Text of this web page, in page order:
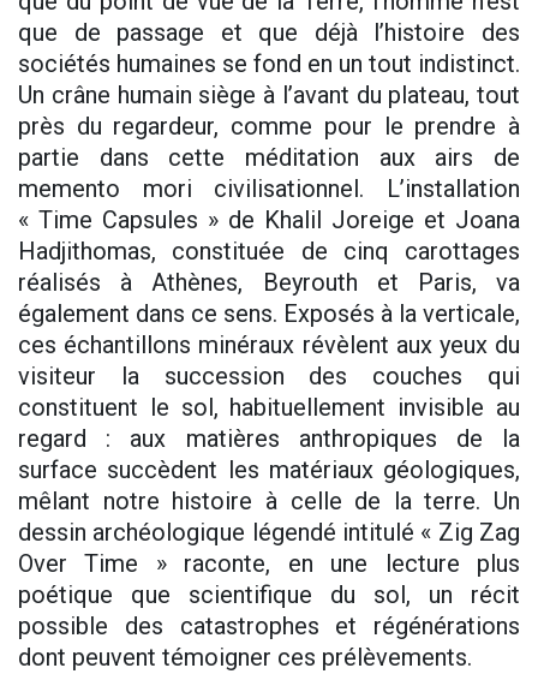
que de passage et que déjà l’histoire des
sociétés humaines se fond en un tout indistinct.
Un crâne humain siège à l’avant du plateau, tout
près du regardeur, comme pour le prendre à
partie dans cette méditation aux airs de
memento mori civilisationnel. L’installation
« Time Capsules » de Khalil Joreige et Joana
Hadjithomas, constituée de cinq carottages
réalisés à Athènes, Beyrouth et Paris, va
également dans ce sens. Exposés à la verticale,
ces échantillons minéraux révèlent aux yeux du
visiteur la succession des couches qui
constituent le sol, habituellement invisible au
regard : aux matières anthropiques de la
surface succèdent les matériaux géologiques,
mêlant notre histoire à celle de la terre. Un
dessin archéologique légendé intitulé « Zig Zag
Over Time » raconte, en une lecture plus
poétique que scientifique du sol, un récit
possible des catastrophes et régénérations
dont peuvent témoigner ces prélèvements.